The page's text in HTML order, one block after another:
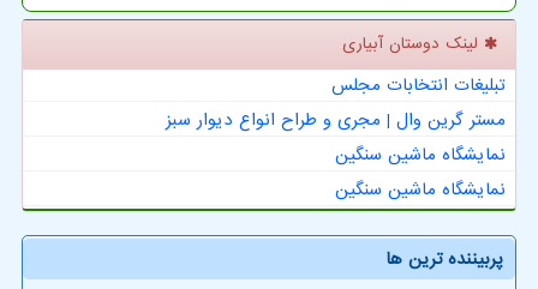
لینک دوستان آبیاری
تبلیغات انتخابات مجلس
مستر گرین وال | مجری و طراح انواع دیوار سبز
نمایشگاه ماشین سنگین
نمایشگاه ماشین سنگین
پربیننده ترین ها